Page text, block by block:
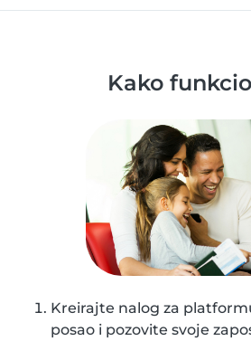
Kako
Kreirajte nalog za
posao i pozovite svoje